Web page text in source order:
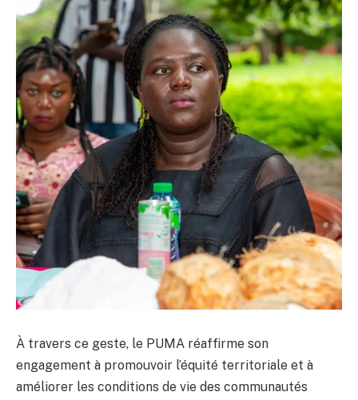
À travers ce geste, le PUMA réaffirme son
engagement à promouvoir l’équité territoriale et à
améliorer les conditions de vie des communautés